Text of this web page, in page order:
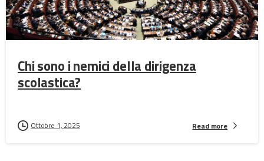
Chi sono i nemici della dirigenza
scolastica?
Ottobre 1, 2025 Read more